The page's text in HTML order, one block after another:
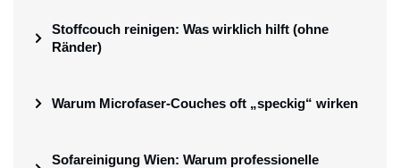
Stoffcouch reinigen: Was wirklich hilft (ohne
Ränder)
Warum Microfaser-Couches oft „speckig“ wirken
Sofareinigung Wien: Warum professionelle